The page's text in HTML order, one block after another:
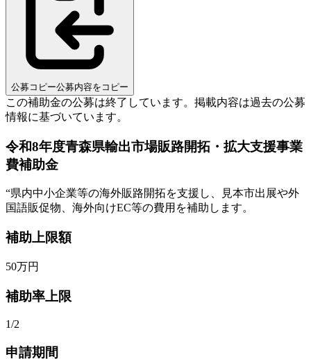
公募コピー公募内容をコピー
この補助金の公募は終了しています。 掲載内容は過去の公募
情報に基づいています。
令和8年度青森県輸出市場販路開拓・拡大支援事業
費補助金
“県内中小企業等の海外販路開拓を支援し、見本市出展や外
国語販促物、海外向けEC等の費用を補助します。
補助上限額
50万円
補助率上限
1/2
申請期間